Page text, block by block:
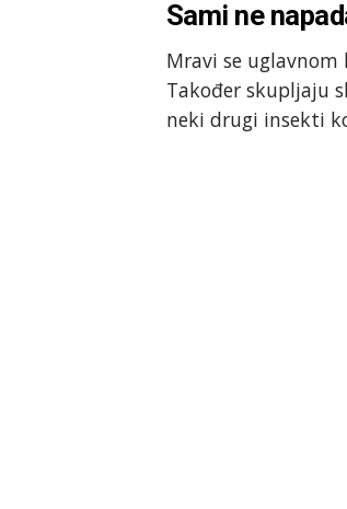
Sami ne
Mravi se
Također skupljaju
neki drugi insekti